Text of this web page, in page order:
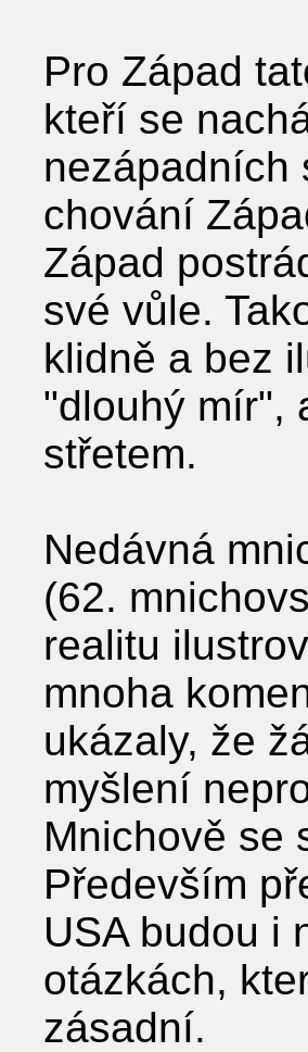
Pro Západ
kteří se
nezápadních
chování
Západ
své vůle.
klidně a bez
"dlouhý mír",
střetem.
Nedávná
(62.
realitu
mnoha
ukázaly, že
myšlení
Mnichově se
Především
USA budou i
otázkách,
zásadní.